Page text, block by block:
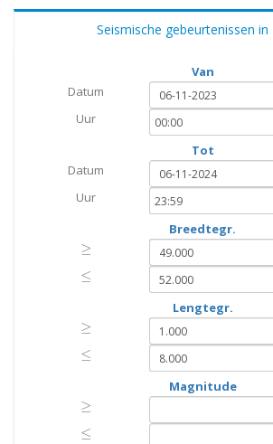
Seismische gebeurtenissen in
Van
Datum
Uur
Tot
Datum
Uur
Breedtegr.
≥
≥
≤
≤
Lengtegr.
≥
≥
≤
≤
Magnitude
≥
≥
≤
≤